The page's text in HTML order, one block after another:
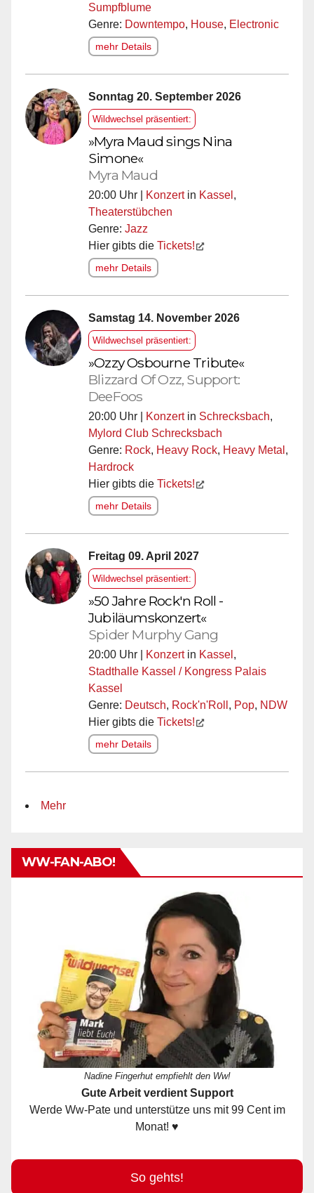
Sumpfblume
Genre: Downtempo, House, Electronic
mehr Details
Sonntag 20. September 2026
Wildwechsel präsentiert:
»Myra Maud sings Nina
Simone«
Myra Maud
20:00 Uhr | Konzertin Kassel ,
Theaterstübchen
Genre: Jazz
Hier gibts die Tickets!
mehr Details
Samstag 14. November 2026
Wildwechsel präsentiert:
»Ozzy Osbourne Tribute«
Blizzard Of Ozz, Support:
DeeFoos
20:00 Uhr | Konzertin Schrecksbach,
Mylord Club Schrecksbach
Genre: Rock, Heavy Rock, Heavy Metal ,
Hardrock
Hier gibts die Tickets!
mehr Details
Freitag 09. April 2027
Wildwechsel präsentiert:
»50 Jahre Rock'n Roll -
Jubiläumskonzert«
Spider Murphy Gang
20:00 Uhr | Konzertin Kassel ,
Stadthalle Kassel / Kongress Palais
Kassel
Genre: Deutsch, Rock'n'Roll , Pop, NDW
Hier gibts die Tickets!
mehr Details
Mehr
WW-FAN-ABO!
Nadine Fingerhut empfiehlt den Ww!
Gute Arbeit verdient Support
Werde Ww-Pate und unterstütze uns mit 99 Cent im
Monat! ♥
So gehts!